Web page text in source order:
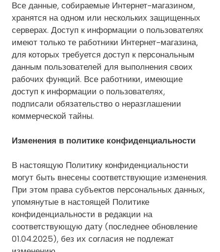
Все данные, собираемые Интернет-магазином,
хранятся на одном или нескольких защищенных
серверах. Доступ к информации о пользователях
имеют только те работники Интернет-магазина,
для которых требуется доступ к персональным
данным пользователей для выполнения своих
рабочих функций. Все работники, имеющие
доступ к информации о пользователях,
подписали обязательство о неразглашении
коммерческой тайны.
Изменения в политике конфиденциальности
В настоящую Политику конфиденциальности
могут быть внесены соответствующие изменения.
При этом права субъектов персональных данных,
упомянутые в настоящей Политике
конфиденциальности в редакции на
соответствующую дату (последнее обновление
01.04.2025), без их согласия не подлежат